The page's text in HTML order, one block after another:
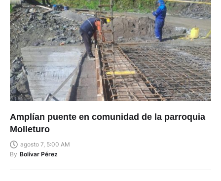
Amplían puente en comunidad de la parroquia
Molleturo
agosto 7, 5:00 AM
By Bolívar Pérez